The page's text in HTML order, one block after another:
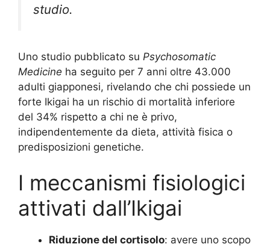
studio.
Uno studio pubblicato su Psychosomatic
Medicine ha seguito per 7 anni oltre 43.000
adulti giapponesi, rivelando che chi possiede un
forte Ikigai ha un rischio di mortalità inferiore
del 34% rispetto a chi ne è privo,
indipendentemente da dieta, attività fisica o
predisposizioni genetiche.
I meccanismi fisiologici
attivati dall’Ikigai
Riduzione del cortisolo: avere uno scopo